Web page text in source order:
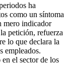
ha
como un síntoma
mero indicador
petición, refuerza
lo que declara la
empleados.
el sector de los